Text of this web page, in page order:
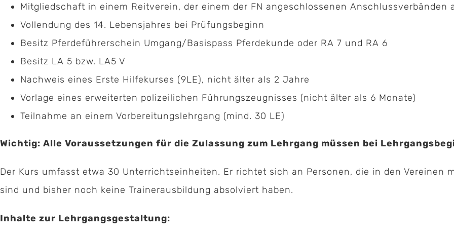
Mitgliedschaft in einem Reitverein, der einem der FN angeschlossenen Anschlussverbänden
Vollendung des 14. Lebensjahres bei Prüfungsbeginn
Besitz Pferdeführerschein Umgang/Basispass Pferdekunde oder RA 7 und RA 6
Besitz LA 5 bzw. LA5 V
Nachweis eines Erste Hilfekurses (9LE), nicht älter als 2 Jahre
Vorlage eines erweiterten polizeilichen Führungszeugnisses (nicht älter als 6 Monate)
Teilnahme an einem Vorbereitungslehrgang (mind. 30 LE)
Wichtig: Alle Voraussetzungen für die Zulassung zum Lehrgang müssen bei
Der Kurs umfasst etwa 30 Unterrichtseinheiten. Er richtet sich an Personen, die in den Vereinen
sind und bisher noch keine Trainerausbildung absolviert haben.
Inhalte zur Lehrgangsgestaltung: